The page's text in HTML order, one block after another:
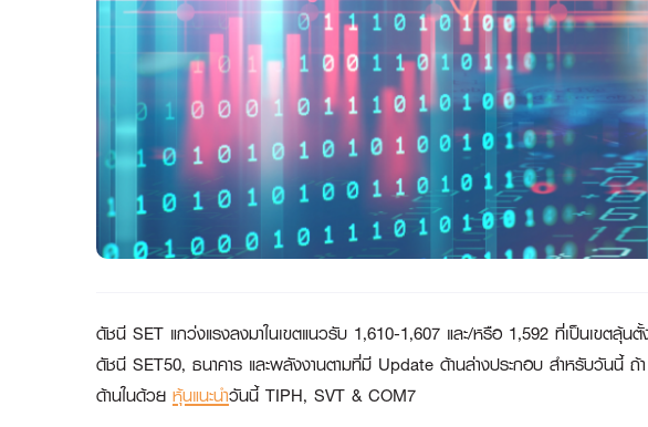
ดัชนี SET แกว่งแรงลงมาในเขตแนวรับ 1,610-1,607 และ/หรือ 1,592 ที่เป็นเขต
ดัชนี SET50, ธนาคาร และพลังงานตามที่มี Update ด้านล่างประกอบ สำหรับวันนี้ ถ้
ด้านในด้วย หุ้นแนะนำวันนี้ TIPH, SVT & COM7